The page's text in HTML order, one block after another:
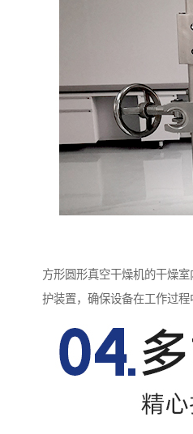
方形圆形真空干燥机的干燥
护装置，确保设备在工作过程